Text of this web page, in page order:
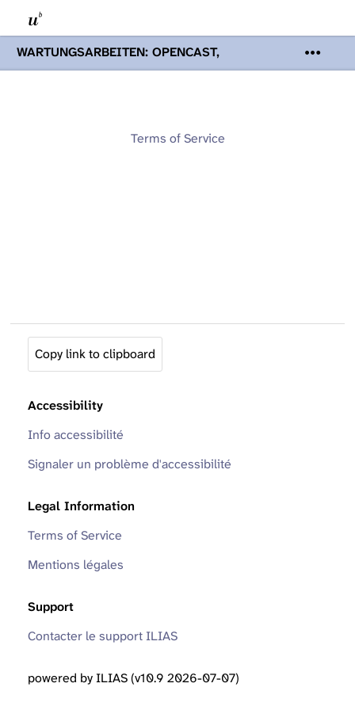
WARTUNGSARBEITEN: OPENCAST,
PODCASTS & TOBIRA
Mi 19. August
Opencast-Videos und Tobira nicht zur
Terms of Service
Copy link to clipboard
Accessibility
Info accessibilité
Signaler un problème d'accessibilité
Legal Information
Terms of Service
Mentions légales
Support
Contacter le support ILIAS
powered by ILIAS (v10.9 2026-07-07)